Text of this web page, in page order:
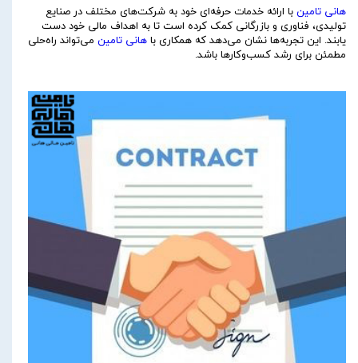
هانی تامین با ارائه خدمات حرفه‌ای خود به شرکت‌های مختلف در صنایع
تولیدی، فناوری و بازرگانی کمک کرده است تا به اهداف مالی خود دست
یابند. این تجربه‌ها نشان می‌دهد که همکاری با هانی تامین می‌تواند راه‌حلی
مطمئن برای رشد کسب‌وکارها باشد.